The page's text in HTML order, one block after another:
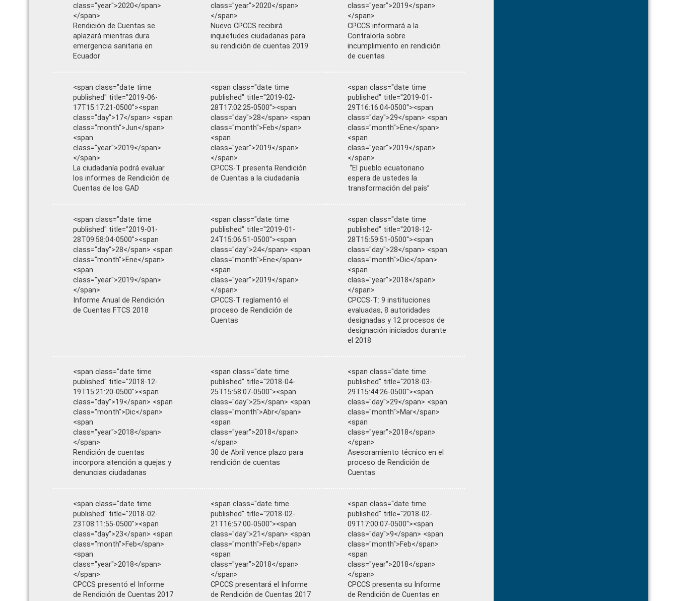
class="year">2020</span>
</span>
Rendición de Cuentas se
aplazará mientras dura
emergencia sanitaria en
Ecuador
class="year">2020</span>
</span>
Nuevo CPCCS recibirá
inquietudes ciudadanas para
su rendición de cuentas 2019
class="year">2019</span>
</span>
CPCCS informará a la
Contraloría sobre
incumplimiento en rendición
de cuentas
<span class="date time
published" title="2019-06-
17T15:17:21-0500"><span
class="day">17</span> <span
class="month">Jun</span>
<span
class="year">2019</span>
</span>
La ciudadanía podrá evaluar
los informes de Rendición de
Cuentas de los GAD
<span class="date time
published" title="2019-02-
28T17:02:25-0500"><span
class="day">28</span> <span
class="month">Feb</span>
<span
class="year">2019</span>
</span>
CPCCS-T presenta Rendición
de Cuentas a la ciudadanía
<span class="date time
published" title="2019-01-
29T16:16:04-0500"><span
class="day">29</span> <span
class="month">Ene</span>
<span
class="year">2019</span>
</span>
“El pueblo ecuatoriano
espera de ustedes la
transformación del país”
<span class="date time
published" title="2019-01-
28T09:58:04-0500"><span
class="day">28</span> <span
class="month">Ene</span>
<span
class="year">2019</span>
</span>
Informe Anual de Rendición
de Cuentas FTCS 2018
<span class="date time
published" title="2019-01-
24T15:06:51-0500"><span
class="day">24</span> <span
class="month">Ene</span>
<span
class="year">2019</span>
</span>
CPCCS-T reglamentó el
proceso de Rendición de
Cuentas
<span class="date time
published" title="2018-12-
28T15:59:51-0500"><span
class="day">28</span> <span
class="month">Dic</span>
<span
class="year">2018</span>
</span>
CPCCS-T: 9 instituciones
evaluadas, 8 autoridades
designadas y 12 procesos de
designación iniciados durante
el 2018
<span class="date time
published" title="2018-12-
19T15:21:20-0500"><span
class="day">19</span> <span
class="month">Dic</span>
<span
class="year">2018</span>
</span>
Rendición de cuentas
incorpora atención a quejas y
denuncias ciudadanas
<span class="date time
published" title="2018-04-
25T15:58:07-0500"><span
class="day">25</span> <span
class="month">Abr</span>
<span
class="year">2018</span>
</span>
30 de Abril vence plazo para
rendición de cuentas
<span class="date time
published" title="2018-03-
29T15:44:26-0500"><span
class="day">29</span> <span
class="month">Mar</span>
<span
class="year">2018</span>
</span>
Asesoramiento técnico en el
proceso de Rendición de
Cuentas
<span class="date time
published" title="2018-02-
23T08:11:55-0500"><span
class="day">23</span> <span
class="month">Feb</span>
<span
class="year">2018</span>
</span>
CPCCS presentó el Informe
de Rendición de Cuentas 2017
<span class="date time
published" title="2018-02-
21T16:57:00-0500"><span
class="day">21</span> <span
class="month">Feb</span>
<span
class="year">2018</span>
</span>
CPCCS presentará el Informe
de Rendición de Cuentas 2017
<span class="date time
published" title="2018-02-
09T17:00:07-0500"><span
class="day">9</span> <span
class="month">Feb</span>
<span
class="year">2018</span>
</span>
CPCCS presenta su Informe
de Rendición de Cuentas en